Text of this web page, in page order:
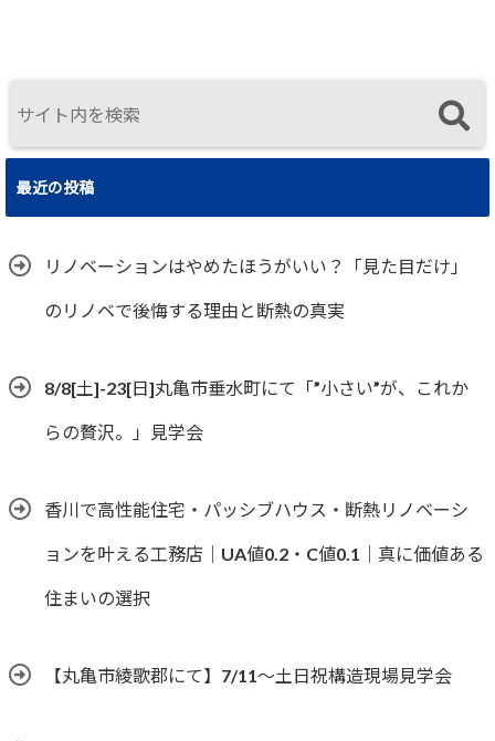
最近の投稿
リノベーションはやめたほうがいい？「見た目だけ」
のリノベで後悔する理由と断熱の真実
8/8[土]-23[日]丸亀市垂水町にて「”小さい”が、これか
らの贅沢。」見学会
香川で高性能住宅・パッシブハウス・断熱リノベーシ
ョンを叶える工務店｜UA値0.2・C値0.1｜真に価値ある
住まいの選択
【丸亀市綾歌郡にて】7/11～土日祝構造現場見学会